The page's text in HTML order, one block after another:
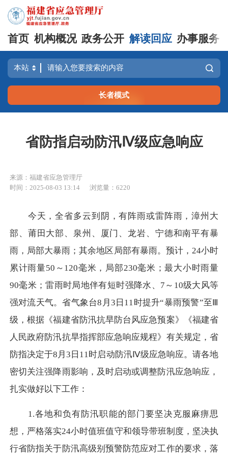
首页 机构概况 政务公开 解读回应 办事服务
长者模式
省防指启动防汛Ⅳ级应急响应
来源：福建省应急管理厅
时间：2025-08-03 13:14
浏览量：6220
今天，全省多云到阴，有阵雨或雷阵雨，漳州大
部、莆田大部、泉州、厦门、龙岩、宁德和南平有暴
雨，局部大暴雨；其余地区局部有暴雨。预计， 24小时
累计雨量50 ～ 120毫米，局部230毫米；最大小时雨量
90毫米；雷雨时局地伴有短时强降水、 7 ～ 10级大风等
强对流天气。省气象台8 月 3 日 11时提升“暴雨预警”至Ⅲ
级，根据《福建省防汛抗旱防台风应急预案》《福建省
人民政府防汛抗旱指挥部应急响应规程》有关规定，省
防指决定于8 月3 日 11时启动防汛Ⅳ级应急响应。请各地
密切关注强降雨影响，及时启动或调整防汛应急响应，
扎实做好以下工作：
1.各地和负有防汛职能的部门要坚决克服麻痹思
想，严格落实24小时值班值守和领导带班制度，坚决执
行省防指关于防汛高级别预警防范应对工作的要求，落